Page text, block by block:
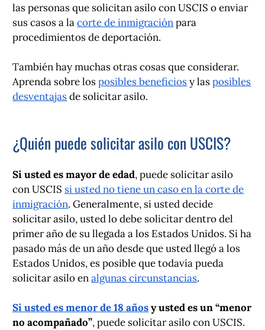
las personas que solicitan asilo con USCIS o enviar
sus casos a lacorte de inmigraciónpara
procedimientos de deportación.
También hay muchas otras cosas que considerar.
Aprenda sobre losposibles beneficiosy lasposibles
desventajasde solicitar asilo.
¿Quién puede solicitar asilo con USCIS?
Si usted es mayor de edad, puede solicitar asilo
con USCIS si usted no tiene un caso en la corte de
inmigración. Generalmente, si usted decide
solicitar asilo, usted lo debe solicitar dentro del
primer año de su llegada a los Estados Unidos. Si ha
pasado más de un año desde que usted llegó a los
Estados Unidos, es posible que todavía pueda
solicitar asilo enalgunas circunstancias.
Si usted es menor de 18 añosy usted es un “menor
no acompañado”, puede solicitar asilo con USCIS.